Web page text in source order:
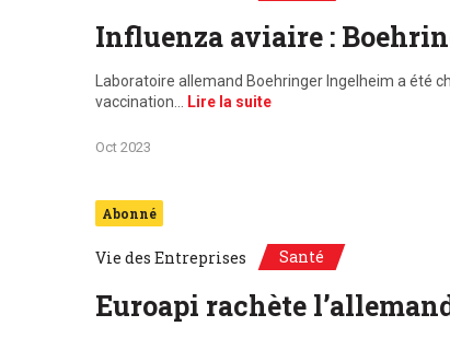
Influenza aviaire :
Laboratoire allemand Boehringer Ingelheim a été
vaccination…
Lire la suite
Oct 2023
Abonné
Vie des Entreprises Santé
Euroapi rachète